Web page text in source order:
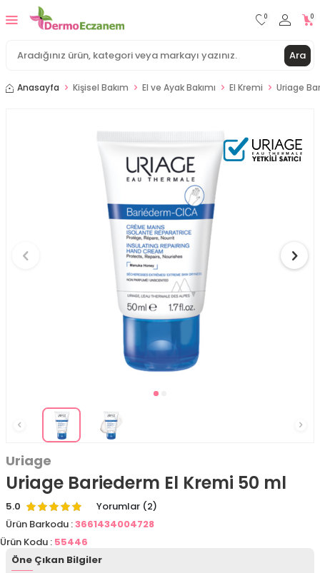
Ara
0 0
Anasayfa Kişisel Bakım El ve Ayak Bakımı El Kremi Uriage
Uriage
Uriage Bariederm El Kremi 50 ml
5.0
Yorumlar (2)
Ürün Barkodu :3661434004728
Ürün Kodu : 55446
Öne Çıkan Bilgiler